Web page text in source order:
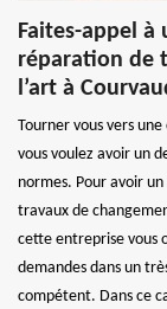
Faites-appel à
réparation de
l’art à
Tourner vous vers
vous voulez avoir un
normes. Pour avoir
travaux de
cette entreprise vous
demandes dans un
compétent. Dans ce